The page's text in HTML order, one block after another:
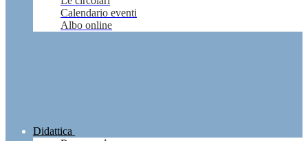
Calendario eventi
Albo online
Didattica